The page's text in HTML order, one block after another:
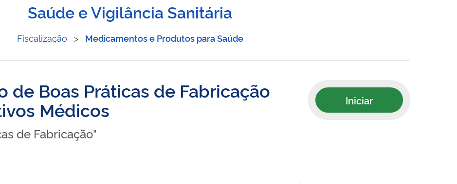
Saúde e Vigilância Sanitária
Fiscalização > Medicamentos e Produtos para Saúde
de Boas Práticas de Fabricação
Médicos
de Fabricação"
Iniciar